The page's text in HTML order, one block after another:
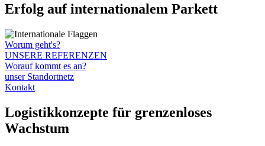
Erfolg auf internationalem Parkett
Worum geht's?
UNSERE REFERENZEN
Worauf kommt es an?
unser Standortnetz
Kontakt
Logistikkonzepte für grenzenloses
Wachstum